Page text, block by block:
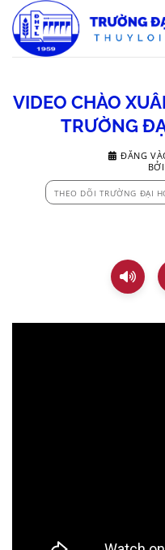
qua
nội
VIDEO CHÀO
TRƯỜNG
ĐĂNG
BỞI
THEO DÕI TRƯỜNG ĐẠI